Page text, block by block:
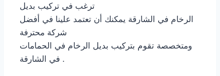
ترغب في تركيب بديل
الرخام في الشارقة يمكنك أن تعتمد علينا في أفضل
شركة محترفة
ومتخصصة تقوم بتركيب بديل الرخام في الحمامات
في الشارقة .